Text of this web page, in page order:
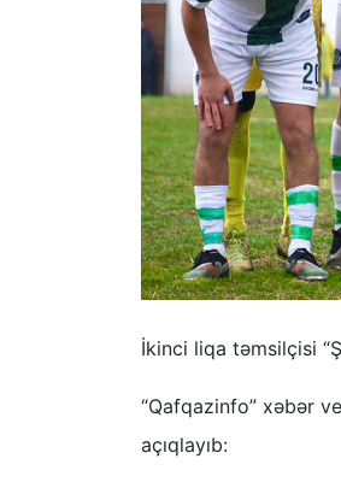
İkinci liqa təmsilçisi
“Qafqazinfo” xəbər
açıqlayıb: